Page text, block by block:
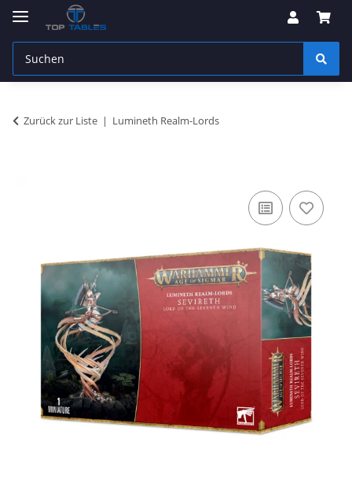
Zurück zur Liste Lumineth Realm-Lords